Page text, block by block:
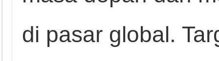
di pasar global.